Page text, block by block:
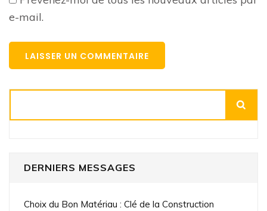
e-mail.
DERNIERS MESSAGES
Choix du Bon Matériau : Clé de la Construction